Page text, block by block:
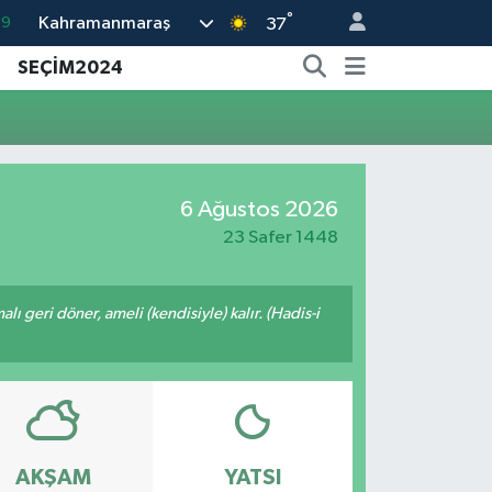
Kahramanmaraş 37°
SEÇİM2024
6 Ağustos 2026
23 Safer 1448
geri döner, ameli (kendisiyle) kalır. (Hadis-i
AKŞAM YATSI